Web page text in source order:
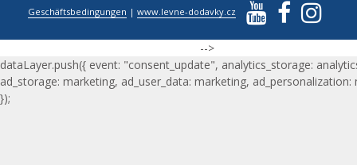
Geschäftsbedingungen |www.levne-dodavky.cz
-->
dataLayer.push({ event: "consent_update", analytics_storage:
ad_storage: marketing, ad_user_data: marketing, ad_personalization:
});